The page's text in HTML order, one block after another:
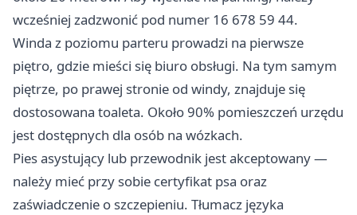
wcześniej zadzwonić pod numer 16 678 59 44.
Winda z poziomu parteru prowadzi na pierwsze
piętro, gdzie mieści się biuro obsługi. Na tym samym
piętrze, po prawej stronie od windy, znajduje się
dostosowana toaleta. Około 90% pomieszczeń urzędu
jest dostępnych dla osób na wózkach.
Pies asystujący lub przewodnik jest akceptowany —
należy mieć przy sobie certyfikat psa oraz
zaświadczenie o szczepieniu. Tłumacz języka